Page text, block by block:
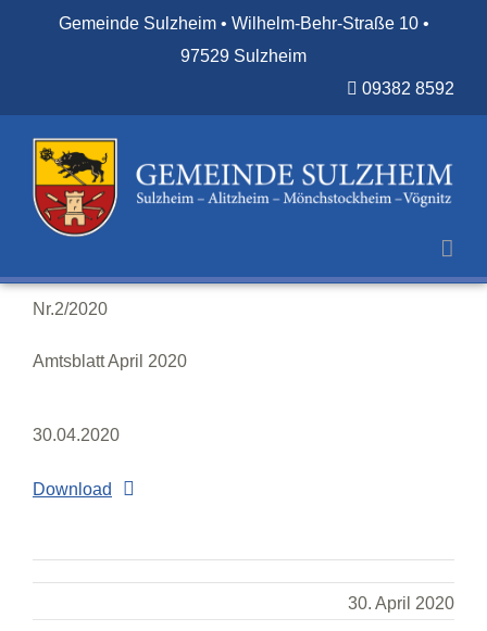
Gemeinde Sulzheim • Wilhelm-Behr-Straße 10 •
97529 Sulzheim
09382 8592
Nr.2/2020
Amtsblatt April 2020
30.04.2020
Download
30. April 2020